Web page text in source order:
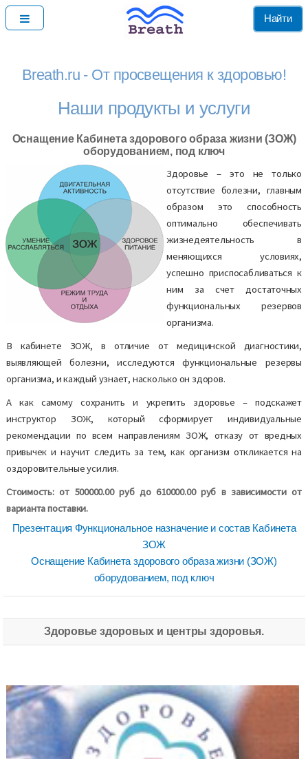
Найти
Breath.ru - От просвещения к здоровью!
Наши продукты и услуги
Оснащение Кабинета здорового образа жизни (ЗОЖ)
оборудованием, под ключ
Здоровье – это не только
отсутствие болезни, главным
образом это способность
оптимально обеспечивать
жизнедеятельность в
меняющихся условиях,
успешно приспосабливаться к
ним за счет достаточных
функциональных резервов
организма.
В кабинете ЗОЖ, в отличие от медицинской диагностики,
выявляющей болезни, исследуются функциональные резервы
организма, и каждый узнает, насколько он здоров.
А как самому сохранить и укрепить здоровье – подскажет
инструктор ЗОЖ, который сформирует индивидуальные
рекомендации по всем направлениям ЗОЖ, отказу от вредных
привычек и научит следить за тем, как организм откликается на
оздоровительные усилия.
Стоимость: от 500000.00 руб до 610000.00 руб в зависимости от
варианта поставки.
Презентация Функциональное назначение и состав Кабинета
ЗОЖ
Оснащение Кабинета здорового образа жизни (ЗОЖ)
оборудованием, под ключ
Здоровье здоровых и центры здоровья.